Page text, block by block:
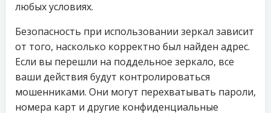
любых условиях.
Безопасность при использовании зеркал зависит
от того, насколько корректно был найден адрес.
Если вы перешли на поддельное зеркало, все
ваши действия будут контролироваться
мошенниками. Они могут перехватывать пароли,
номера карт и другие конфиденциальные